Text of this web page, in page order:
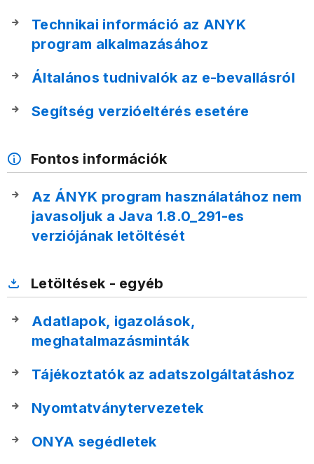
Technikai információ az ANYK
program alkalmazásához
Általános tudnivalók az e-bevallásról
Segítség verzióeltérés esetére
Fontos információk
Az ÁNYK program használatához nem
javasoljuk a Java 1.8.0_291-es
verziójának letöltését
Letöltések - egyéb
Adatlapok, igazolások,
meghatalmazásminták
Tájékoztatók az adatszolgáltatáshoz
Nyomtatványtervezetek
ONYA segédletek